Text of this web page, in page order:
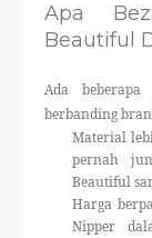
Apa
Beautiful
Ada
berbanding
Material
pernah
Beautiful
Harga
Nipper